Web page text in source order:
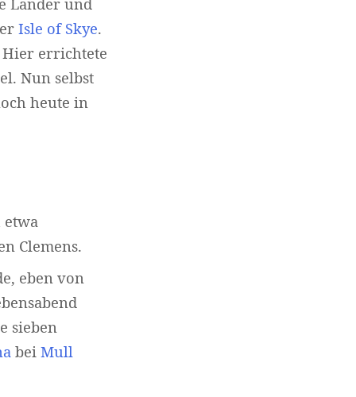
Isle of Skye.
errichtete
Nun selbst
heute in
etwa
Clemens.
eben von
sieben
bei Mull